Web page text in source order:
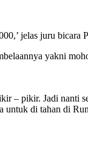
jelas juru
yakni
– pikir. Jadi
untuk di tahan di